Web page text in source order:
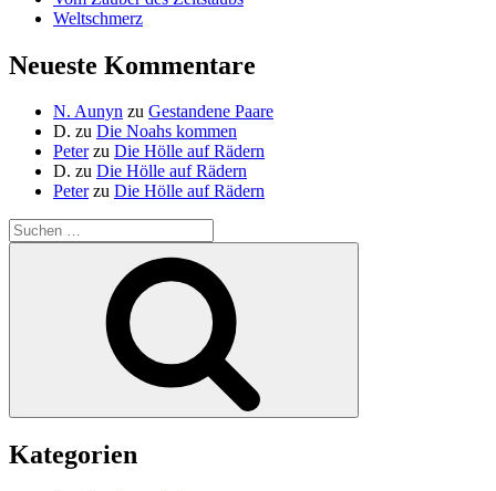
Weltschmerz
Neueste Kommentare
N. Aunyn zu Gestandene Paare
D. zu Die Noahs kommen
Peterzu Die Hölle auf Rädern
D. zu Die Hölle auf Rädern
Peterzu Die Hölle auf Rädern
Suche
nach:
Kategorien